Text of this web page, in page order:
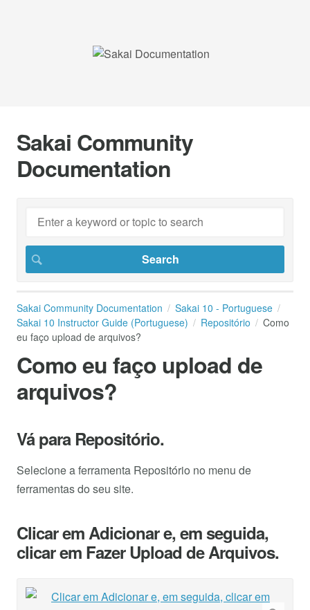
Sakai Community
Documentation
Sakai Community Documentation
Sakai 10 - Portuguese
Sakai 10 Instructor Guide (Portuguese)
Repositório
Como
eu faço upload de arquivos?
Como eu faço upload de
arquivos?
Vá para Repositório.
Selecione a ferramenta Repositório no menu de
ferramentas do seu site.
Clicar em Adicionar e, em seguida,
clicar em Fazer Upload de Arquivos.